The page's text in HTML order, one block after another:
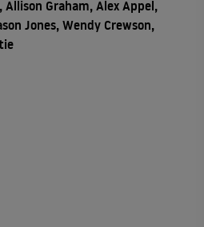
Allison Graham, Alex Appel,
Jones, Wendy Crewson,